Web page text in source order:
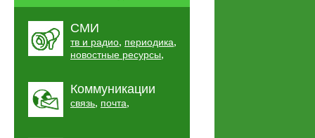
СМИ
тв и радио, периодика,
новостные ресурсы,
Коммуникации
связь, почта,